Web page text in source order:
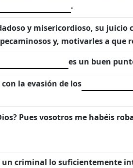
.
y misericordioso, su juicio
y, motivarles a que
es un buen
la evasión de los
Pues vosotros me habéis
criminal lo suficientemente